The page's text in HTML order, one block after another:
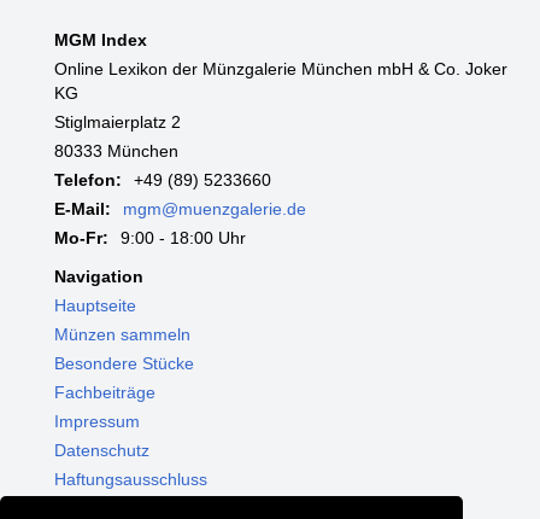
MGM Index
Online Lexikon der Münzgalerie München mbH & Co. Joker
KG
Stiglmaierplatz 2
80333 München
Telefon:
+49 (89) 5233660
E-Mail:
mgm@muenzgalerie.de
Mo-Fr:
9:00 - 18:00 Uhr
Navigation
Hauptseite
Münzen sammeln
Besondere Stücke
Fachbeiträge
Impressum
Datenschutz
Haftungsausschluss